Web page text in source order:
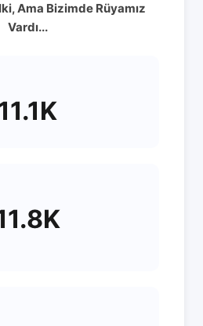
Ama Bizimde Rüyamız
Vardı...